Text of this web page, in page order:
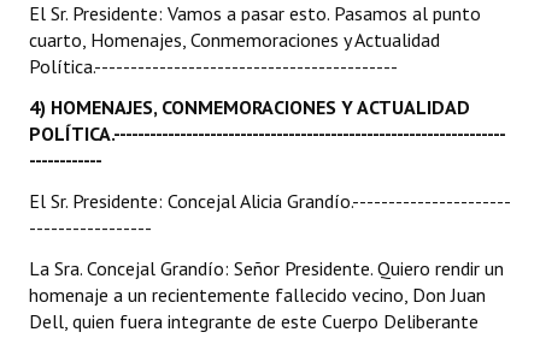
El Sr. Presidente: Vamos a pasar esto. Pasamos al punto
cuarto, Homenajes, Conmemoraciones y Actualidad
Política.------------------------------------------
4) HOMENAJES, CONMEMORACIONES Y ACTUALIDAD
POLÍTICA.-----------------------------------------------------------------
------------
El Sr. Presidente: Concejal Alicia Grandío.----------------------
-----------------
La Sra. Concejal Grandío: Señor Presidente. Quiero rendir un
homenaje a un recientemente fallecido vecino, Don Juan
Dell, quien fuera integrante de este Cuerpo Deliberante